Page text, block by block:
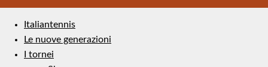
Italiantennis
Le nuove generazioni
I tornei